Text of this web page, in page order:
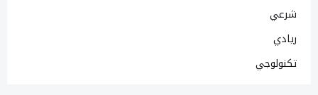
شرعي
ريادي
تكنولوجي